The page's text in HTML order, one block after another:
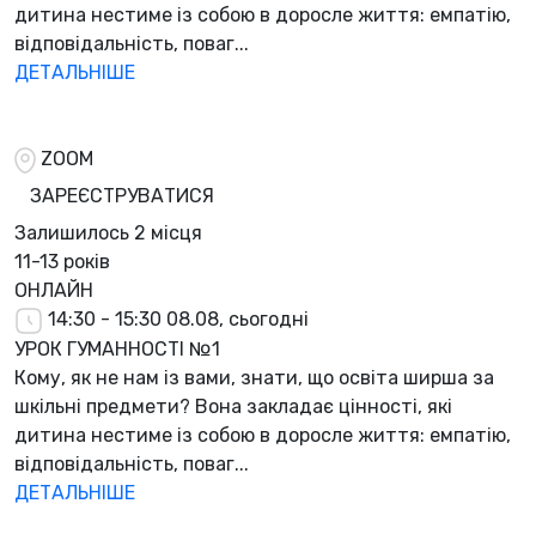
дитина нестиме із собою в доросле життя: емпатію,
відповідальність, поваг...
ДЕТАЛЬНІШЕ
ZOOM
ЗАРЕЄСТРУВАТИСЯ
Залишилось 2 місця
11-13 років
ОНЛАЙН
14:30 - 15:30 08.08, сьогодні
УРОК ГУМАННОСТІ №1
Кому, як не нам із вами, знати, що освіта ширша за
шкільні предмети? Вона закладає цінності, які
дитина нестиме із собою в доросле життя: емпатію,
відповідальність, поваг...
ДЕТАЛЬНІШЕ